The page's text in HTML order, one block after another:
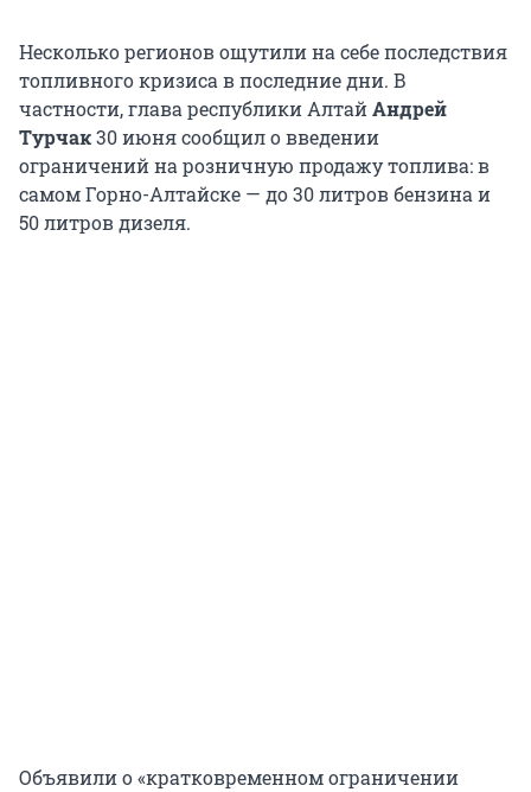
Несколько регионов ощутили на себе последствия
топливного кризиса в последние дни. В
частности, глава республики АлтайАндрей
Турчак30 июня сообщил о введении
ограничений на розничную продажу топлива: в
самом Горно-Алтайске — до 30 литров бензина и
50 литров дизеля.
Объявили о «кратковременном ограничении